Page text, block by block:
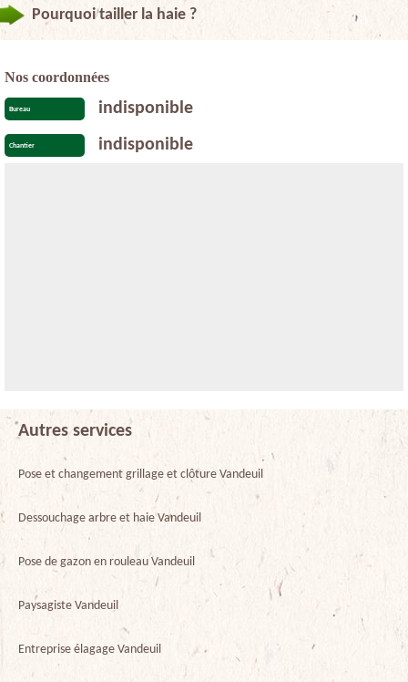
Pourquoi tailler la haie ?
Nos coordonnées
Bureau indisponible
Chantier indisponible
Autres services
Pose et changement grillage et clôture Vandeuil
Dessouchage arbre et haie Vandeuil
Pose de gazon en rouleau Vandeuil
Paysagiste Vandeuil
Entreprise élagage Vandeuil